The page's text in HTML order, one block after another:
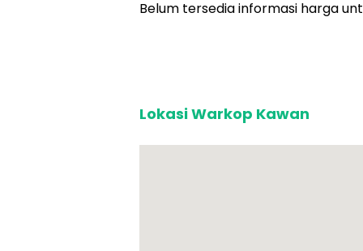
Belum tersedia informasi harga
Lokasi Warkop Kawan